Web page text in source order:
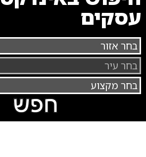
עסקים